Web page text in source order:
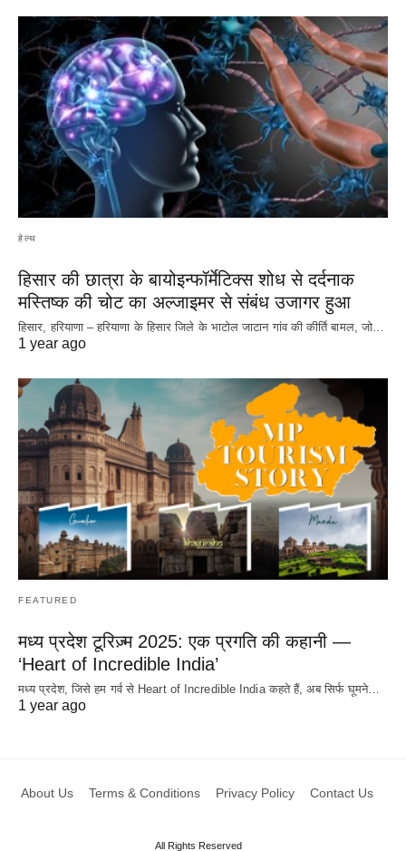
हेल्थ
हिसार की छात्रा के बायोइन्फॉर्मेटिक्स शोध से दर्दनाक
मस्तिष्क की चोट का अल्जाइमर से संबंध उजागर हुआ
हिसार, हरियाणा – हरियाणा के हिसार जिले के भाटोल जाटान गांव की कीर्ति बामल, जो…
1 year ago
FEATURED
मध्य प्रदेश टूरिज़्म 2025: एक प्रगति की कहानी —
‘Heart of Incredible India’
मध्य प्रदेश, जिसे हम गर्व से Heart of Incredible India कहते हैं, अब सिर्फ घूमने…
1 year ago
About Us Terms & Conditions Privacy Policy Contact Us
All Rights Reserved